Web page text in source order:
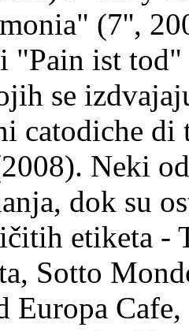
(7'',
"Pain ist
se
catodiche di
Neki
dok su
etiketa -
Sotto
Cafe,